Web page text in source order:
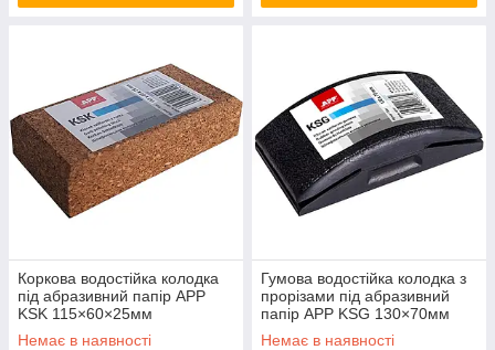
Коркова водостійка колодка
під абразивний папір APP
KSK 115×60×25мм
Немає в наявності
Гумова водостійка колодка з
прорізами під абразивний
папір APP KSG 130×70мм
Немає в наявності